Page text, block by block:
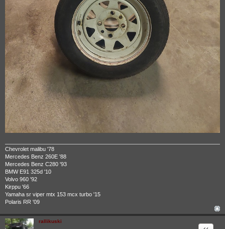
Chevrolet malibu '78
Mercedes Benz 260E '88
Mercedes Benz C280 '93
BMW E91 325d '10
Volvo 960 '92
Kirppu '66
Yamaha sr viper mtx 153 mcx turbo '15
Polaris RR '09
rallikuski